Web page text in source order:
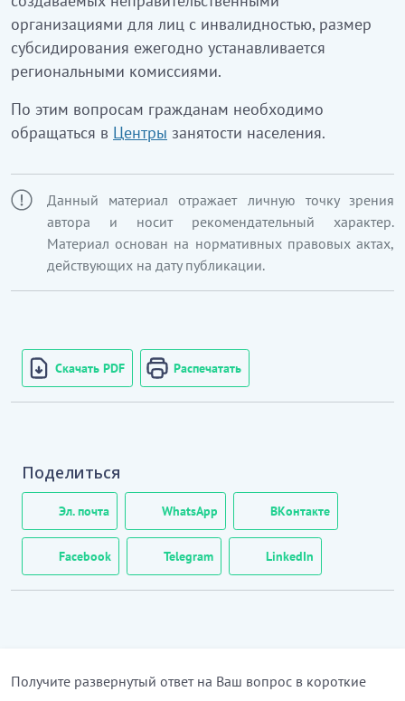
организациями для лиц с инвалидностью, размер
субсидирования ежегодно устанавливается
региональными комиссиями.
По этим вопросам гражданам необходимо
обращаться в Центры занятости населения.
Данный материал отражает личную точку зрения
автора и носит рекомендательный характер.
Материал основан на нормативных правовых актах,
действующих на дату публикации.
Скачать PDF Распечатать
Поделиться
Эл. почта WhatsApp ВКонтакте
Facebook Telegram LinkedIn
Получите развернутый ответ на Ваш вопрос в короткие